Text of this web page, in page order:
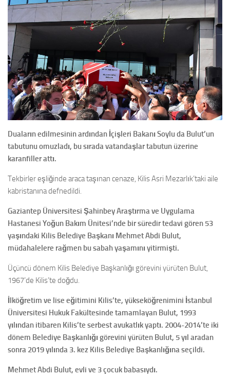
Duaların edilmesinin ardından İçişleri Bakanı Soylu da Bulut’un
tabutunu omuzladı, bu sırada vatandaşlar tabutun üzerine
karanfiller attı.
Tekbirler eşliğinde araca taşınan cenaze, Kilis Asri Mezarlık’taki aile
kabristanına defnedildi.
Gaziantep Üniversitesi Şahinbey Araştırma ve Uygulama
Hastanesi Yoğun Bakım Ünitesi’nde bir süredir tedavi gören 53
yaşındaki Kilis Belediye Başkanı Mehmet Abdi Bulut,
müdahalelere rağmen bu sabah yaşamını yitirmişti.
Üçüncü dönem Kilis Belediye Başkanlığı görevini yürüten Bulut,
1967’de Kilis’te doğdu.
İlköğretim ve lise eğitimini Kilis’te, yükseköğrenimini İstanbul
Üniversitesi Hukuk Fakültesinde tamamlayan Bulut, 1993
yılından itibaren Kilis’te serbest avukatlık yaptı. 2004-2014’te iki
dönem Belediye Başkanlığı görevini yürüten Bulut, 5 yıl aradan
sonra 2019 yılında 3. kez Kilis Belediye Başkanlığına seçildi.
Mehmet Abdi Bulut, evli ve 3 çocuk babasıydı.